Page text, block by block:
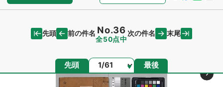
先頭 前の件名 No.36
全50点中
次の件名 末尾
先頭 ページ 最後